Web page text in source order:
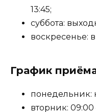
13:45;
суббота:
воскресенье:
График
вторник: 09:00